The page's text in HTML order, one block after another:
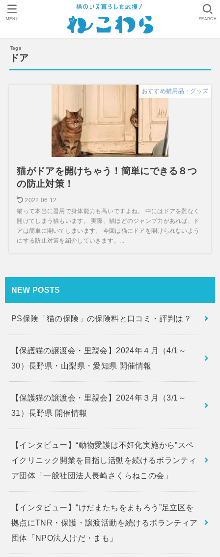
SEARCH
MENU
ドア
おすすめ猫用品・グッズ
猫がドアを開けちゃう！簡単にできる８つ
の防止対策！
2022.06.12
猫って本当に器用で身体能力も高いですよね。 中にはドアを難なく
開けてしまう猫もいます。 実際、猫ほどのジャンプ力があれば、ド
アは簡単に開いてしまいます。 今回は猫にドアを開けられないよう
にする防止対策を紹介していきます。...
NEW POSTS
PS保険「猫の保険」の保険料と口コミ・評判は？
【保護猫の譲渡会・里親会】2024年４月（4/1～
30）長野県・山梨県・愛知県 開催情報
【保護猫の譲渡会・里親会】2024年３月（3/1～
31）長野県 開催情報
【インタビュー】“動物愛護は不妊化実施から”スペ
イクリニック開業を目指し活動を続けるボランティ
ア団体「一般社団法人長崎さくらねこの会」
【インタビュー】“けだまたちをまもろう”足立区を
拠点にTNR・保護・譲渡活動を続けるボランティア
団体「NPO法人けだ・まも」